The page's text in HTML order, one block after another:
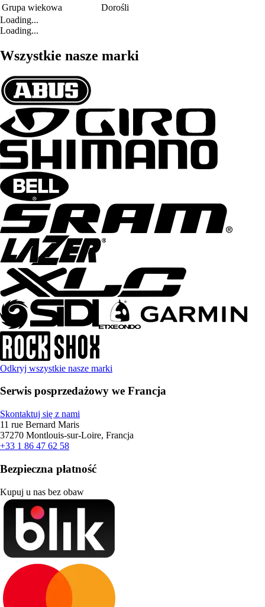
Grupa wiekowa
Dorośli
Loading...
Loading...
Wszystkie nasze marki
Odkryj wszystkie nasze marki
Serwis posprzedażowy we Francja
Skontaktuj się z nami
11 rue Bernard Maris
37270 Montlouis-sur-Loire, Francja
+33 1 86 47 62 58
Bezpieczna płatność
Kupuj u nas bez obaw